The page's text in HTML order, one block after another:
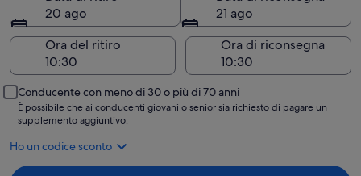
20 ago
21 ago
Ora del ritiro
Ora di riconsegna
Conducente con meno di 30 o più di 70 anni
È possibile che ai conducenti giovani o senior sia richiesto di pagare un
supplemento aggiuntivo.
Ho un codice sconto